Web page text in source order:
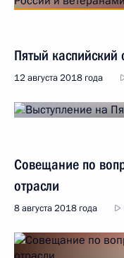
Пятый каспийский
12 августа 2018 года
Совещание по
отрасли
8 августа 2018 года